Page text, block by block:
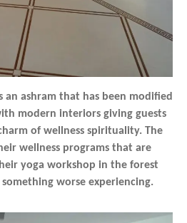
an ashram that has been modified
modern interiors giving guests
of wellness spirituality. The
wellness programs that are
yoga workshop in the forest
worse experiencing.